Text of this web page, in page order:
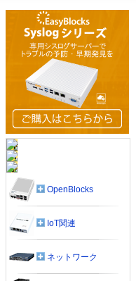
OpenBlocks
IoT関連
ネットワーク